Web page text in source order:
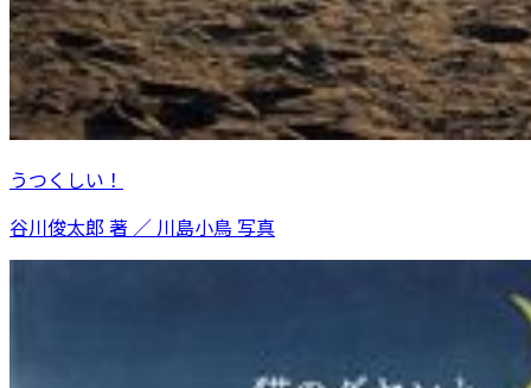
うつくしい！
谷川俊太郎 著 ／ 川島小鳥 写真